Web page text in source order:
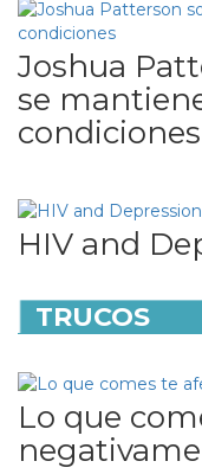
Joshua
se
condiciones
HIV and
TRUCOS
Lo que